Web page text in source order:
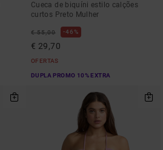
Cueca de biquíni estilo calções
curtos Preto Mulher
€ 55,00 46%
€ 29,70
OFERTAS
DUPLA PROMO 10% EXTRA